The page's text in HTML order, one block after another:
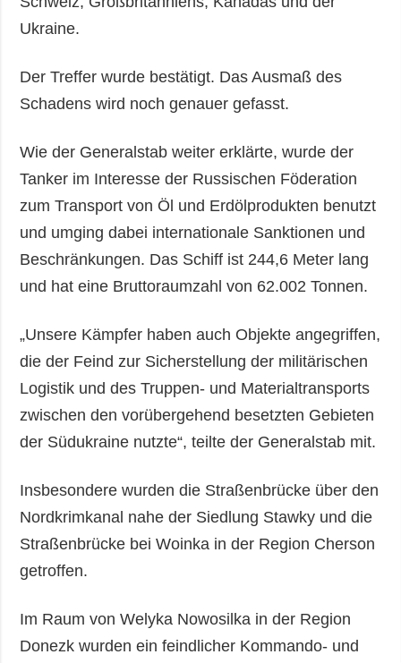
Ukraine.
Der Treffer wurde bestätigt. Das Ausmaß des
Schadens wird noch genauer gefasst.
Wie der Generalstab weiter erklärte, wurde der
Tanker im Interesse der Russischen Föderation
zum Transport von Öl und Erdölprodukten benutzt
und umging dabei internationale Sanktionen und
Beschränkungen. Das Schiff ist 244,6 Meter lang
und hat eine Bruttoraumzahl von 62.002 Tonnen.
„Unsere Kämpfer haben auch Objekte angegriffen,
die der Feind zur Sicherstellung der militärischen
Logistik und des Truppen- und Materialtransports
zwischen den vorübergehend besetzten Gebieten
der Südukraine nutzte“, teilte der Generalstab mit.
Insbesondere wurden die Straßenbrücke über den
Nordkrimkanal nahe der Siedlung Stawky und die
Straßenbrücke bei Woinka in der Region Cherson
getroffen.
Im Raum von Welyka Nowosilka in der Region
Donezk wurden ein feindlicher Kommando- und